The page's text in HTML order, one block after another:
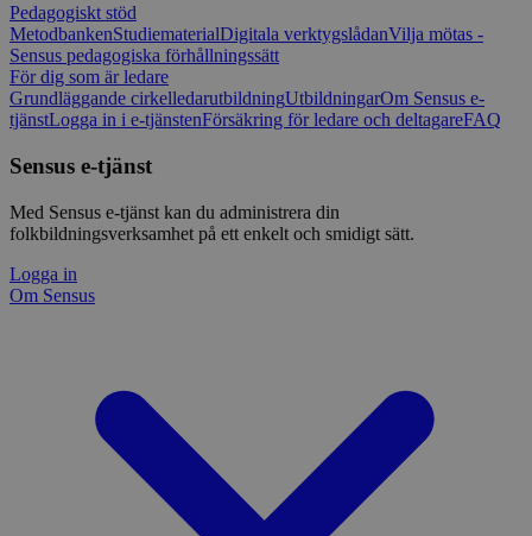
Pedagogiskt stöd
MetodbankenStudiematerialDigitala verktygslådanVilja mötas -
Sensus pedagogiska förhållningssätt
För dig som är ledare
Grundläggande cirkelledarutbildningUtbildningarOm Sensus e-
tjänstLogga in i e-tjänstenFörsäkring för ledare och deltagareFAQ
Sensus e-tjänst
Med Sensus e-tjänst kan du administrera din
folkbildningsverksamhet på ett enkelt och smidigt sätt.
Logga in
Om Sensus